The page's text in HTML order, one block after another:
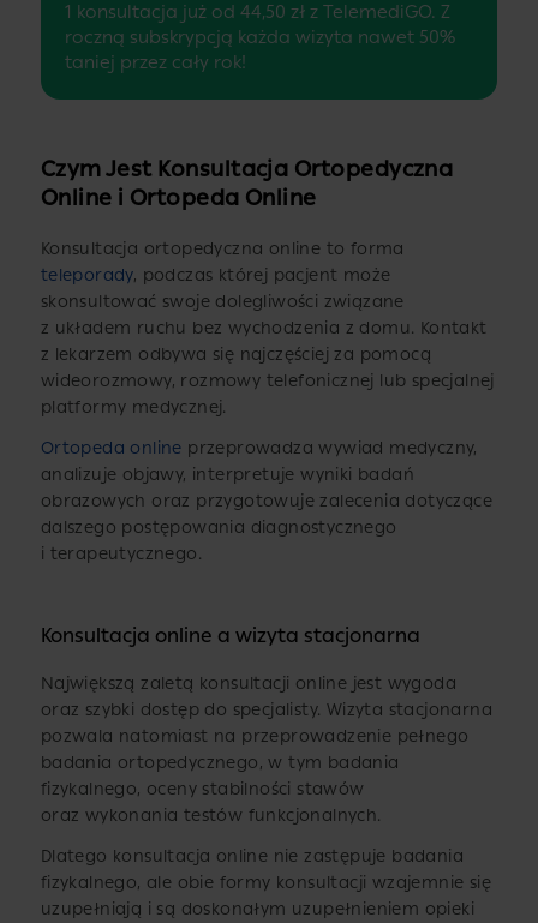
1 konsultacja już od 44,50 zł z TelemediGO. Z
roczną subskrypcją każda wizyta nawet 50%
taniej przez cały rok!
Czym Jest Konsultacja Ortopedyczna
Online i Ortopeda Online
Konsultacja ortopedyczna online to forma
teleporady, podczas której pacjent może
skonsultować swoje dolegliwości związane
z układem ruchu bez wychodzenia z domu. Kontakt
z lekarzem odbywa się najczęściej za pomocą
wideorozmowy, rozmowy telefonicznej lub specjalnej
platformy medycznej.
Ortopeda online przeprowadza wywiad medyczny,
analizuje objawy, interpretuje wyniki badań
obrazowych oraz przygotowuje zalecenia dotyczące
dalszego postępowania diagnostycznego
i terapeutycznego.
Konsultacja online a wizyta stacjonarna
Największą zaletą konsultacji online jest wygoda
oraz szybki dostęp do specjalisty. Wizyta stacjonarna
pozwala natomiast na przeprowadzenie pełnego
badania ortopedycznego, w tym badania
fizykalnego, oceny stabilności stawów
oraz wykonania testów funkcjonalnych.
Dlatego konsultacja online nie zastępuje badania
fizykalnego, ale obie formy konsultacji wzajemnie się
uzupełniają i są doskonałym uzupełnieniem opieki